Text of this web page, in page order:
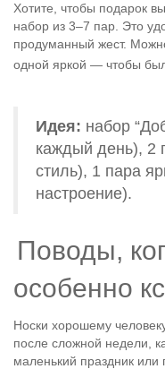
Хотите, чтобы подарок
набор из 3–7 пар. Это
продуманный жест.
одной яркой — чтобы
Идея: набор
каждый день), 2
стиль), 1 пара
настроение).
Поводы,
особенно
Носки хорошему
после сложной недели,
маленький праздник или